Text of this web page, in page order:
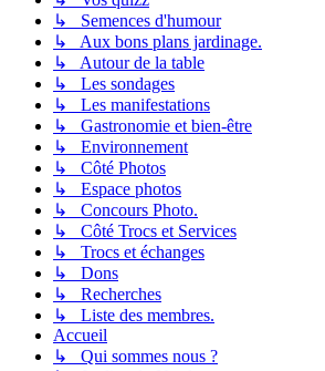
↳ Semences d'humour
↳ Aux bons plans jardinage.
↳ Autour de la table
↳ Les sondages
↳ Les manifestations
↳ Gastronomie et bien-être
↳ Environnement
↳ Côté Photos
↳ Espace photos
↳ Concours Photo.
↳ Côté Trocs et Services
↳ Trocs et échanges
↳ Dons
↳ Recherches
↳ Liste des membres.
Accueil
↳ Qui sommes nous ?